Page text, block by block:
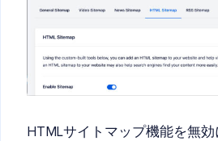
HTMLサイトマップ機能を無